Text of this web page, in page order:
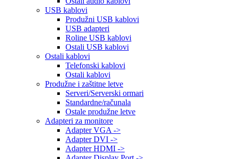
USB kablovi
Produžni USB kablovi
USB adapteri
Roline USB kablovi
Ostali USB kablovi
Ostali kablovi
Telefonski kablovi
Ostali kablovi
Produžne i zaštitne letve
Serveri/Serverski ormari
Standardne/računala
Ostale produžne letve
Adapteri za monitore
Adapter VGA ->
Adapter DVI ->
Adapter HDMI ->